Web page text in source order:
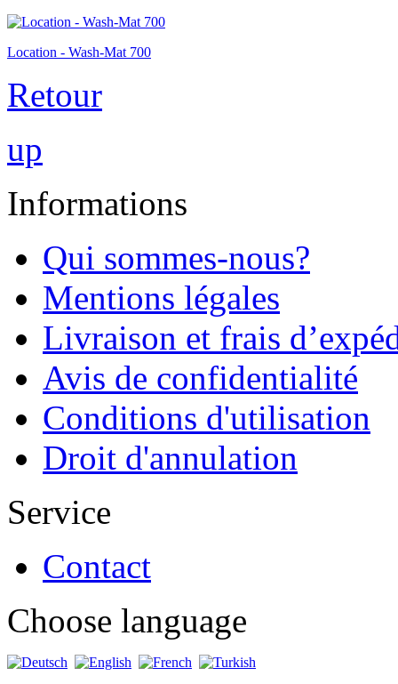
Location - Wash-Mat 700
Retour
up
Informations
Qui sommes-nous?
Mentions légales
Livraison et frais
Avis de confidentialité
Conditions d'utilisation
Droit d'annulation
Service
Contact
Choose language